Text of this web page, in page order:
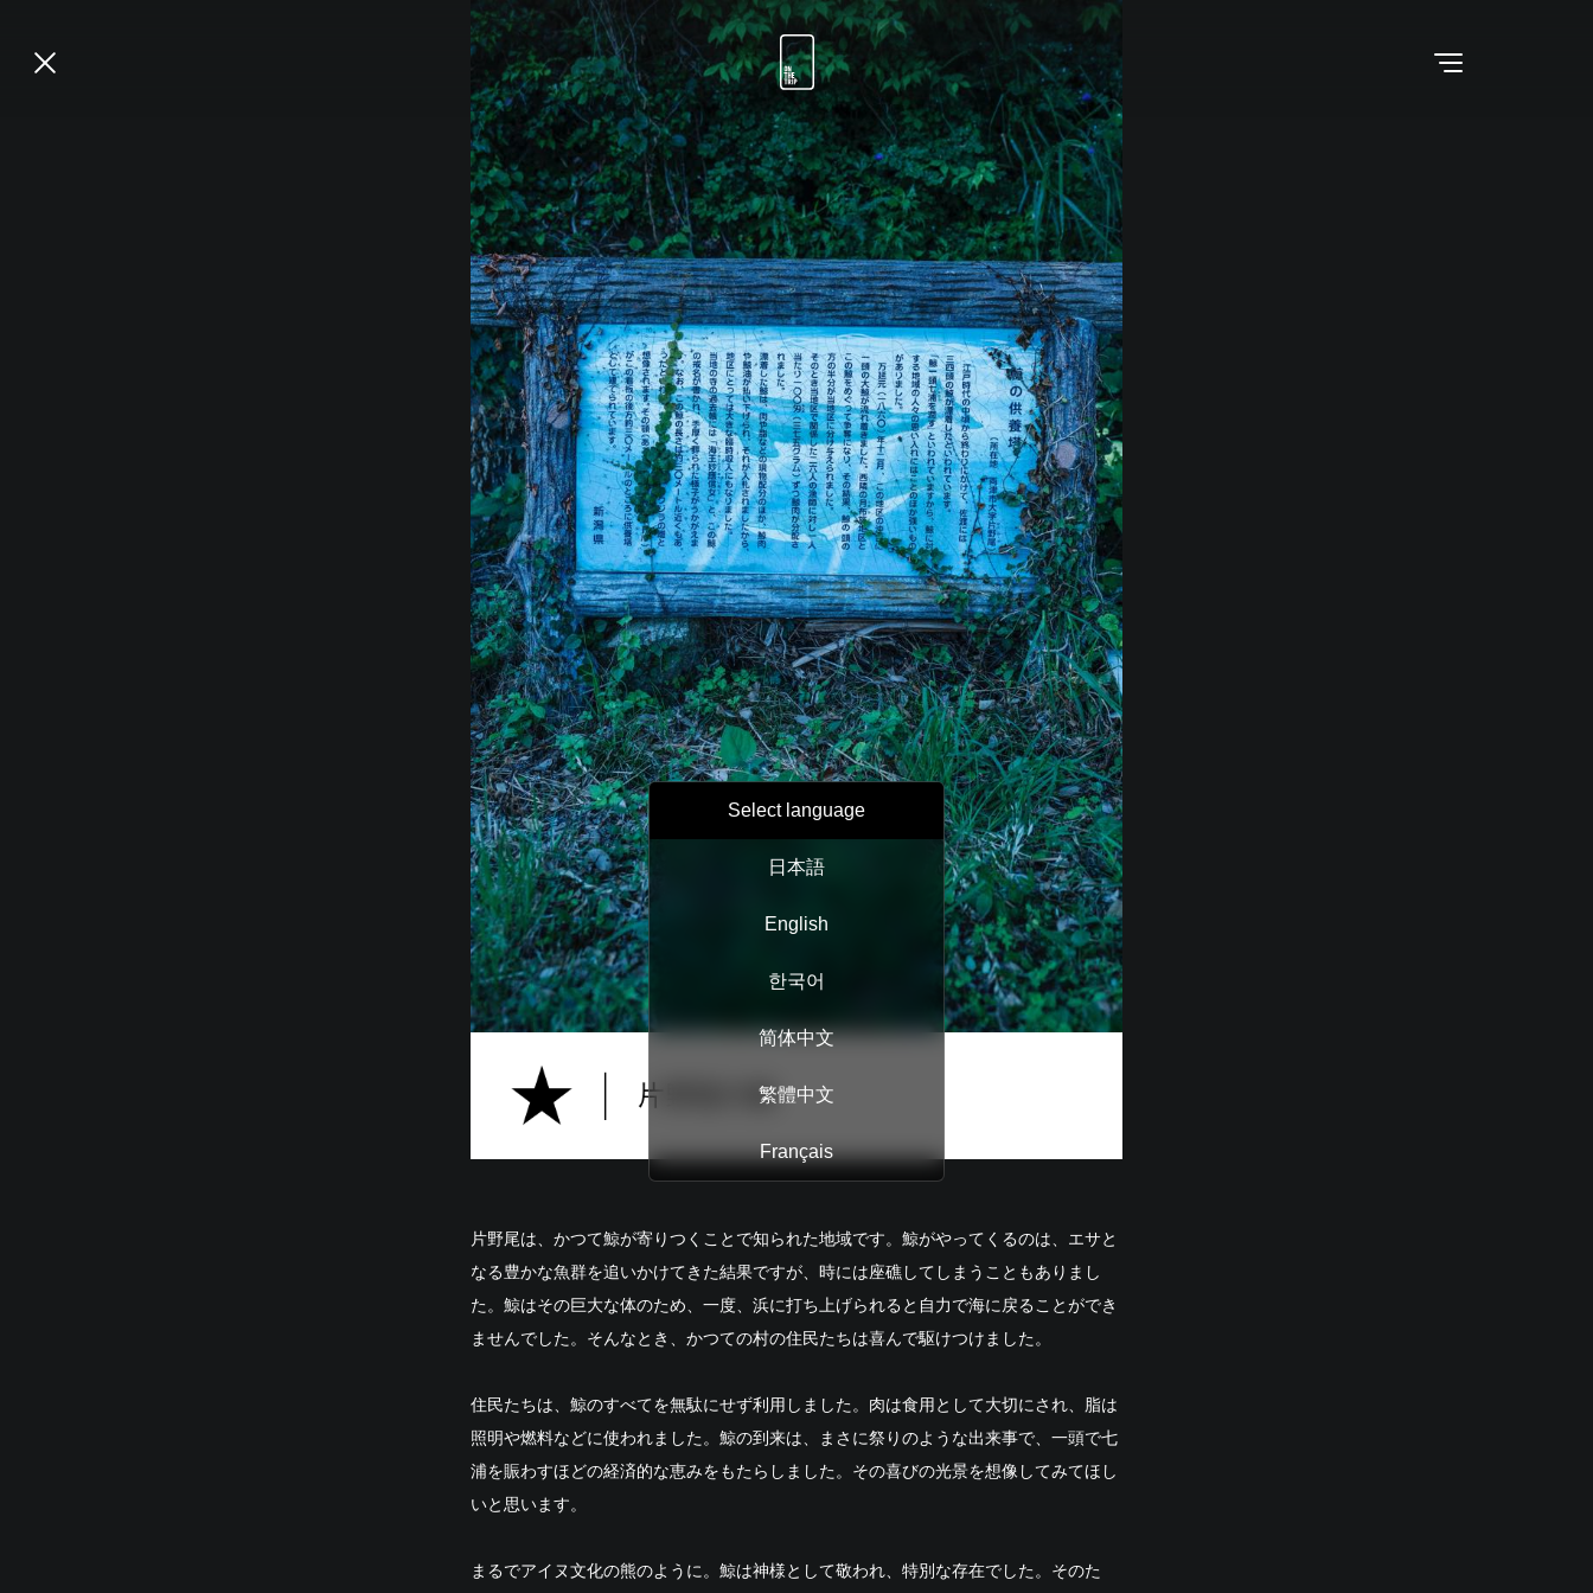
片野尾は、かつて鯨が寄りつくことで知られた地域です。鯨がやってくるのは、エサと
なる豊かな魚群を追いかけてきた結果ですが、時には座礁してしまうこともありまし
た。鯨はその巨大な体のため、一度、浜に打ち上げられると自力で海に戻ることができ
ませんでした。そんなとき、かつての村の住民たちは喜んで駆けつけました。
住民たちは、鯨のすべてを無駄にせず利用しました。肉は食用として大切にされ、脂は
照明や燃料などに使われました。鯨の到来は、まさに祭りのような出来事で、一頭で七
浦を賑わすほどの経済的な恵みをもたらしました。その喜びの光景を想像してみてほし
いと思います。
まるでアイヌ文化の熊のように。鯨は神様として敬われ、特別な存在でした。そのた
Select language
日本語
English
한국어
简体中文
繁體中文
Français